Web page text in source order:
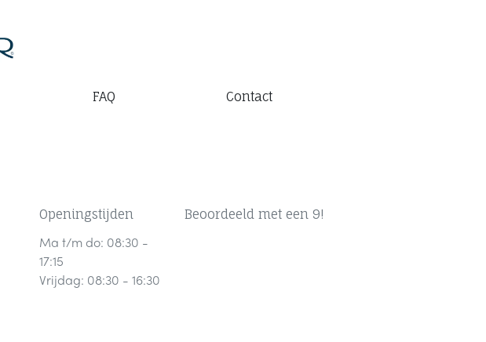
Openingstijden
Ma t/m do: 08:30 -
17:15
Vrijdag: 08:30 - 16:30
Beoordeeld met een 9!
Contact
FAQ